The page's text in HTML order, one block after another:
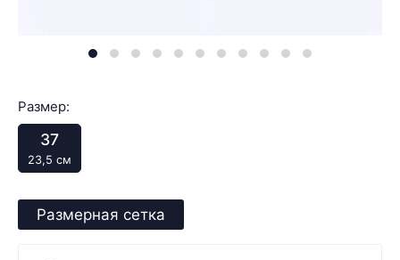
Размер:
37
23,5 см
Размерная сетка